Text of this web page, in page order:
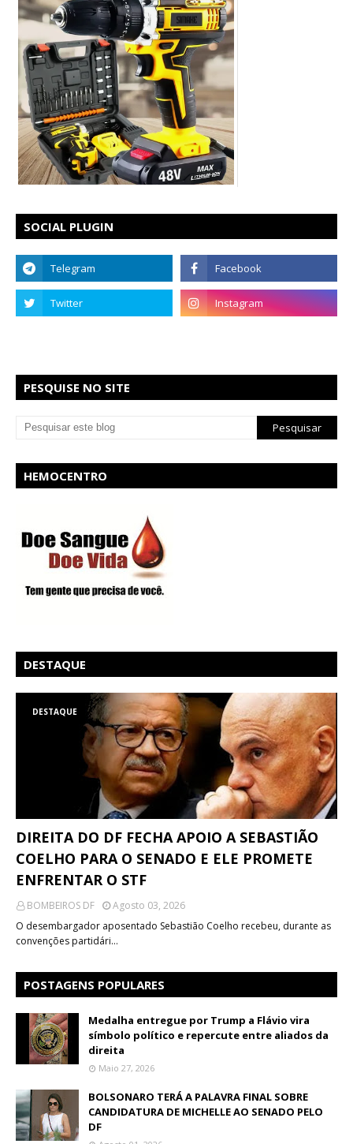
SOCIAL PLUGIN
PESQUISE NO SITE
HEMOCENTRO
DESTAQUE
DESTAQUE
DIREITA DO DF FECHA APOIO A SEBASTIÃO
COELHO PARA O SENADO E ELE PROMETE
ENFRENTAR O STF
BOMBEIROS DF
Agosto 03, 2026
O desembargador aposentado Sebastião Coelho recebeu, durante as
convenções partidári…
POSTAGENS POPULARES
Medalha entregue por Trump a Flávio vira
símbolo político e repercute entre aliados da
direita
Maio 27, 2026
BOLSONARO TERÁ A PALAVRA FINAL SOBRE
CANDIDATURA DE MICHELLE AO SENADO PELO
DF